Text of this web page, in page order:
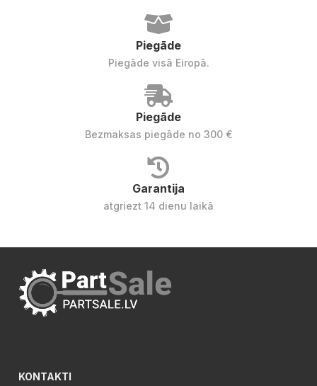
Piegāde
Piegāde visā Eiropā.
Piegāde
Bezmaksas piegāde no 300 €
Garantija
atgriezt 14 dienu laikā
KONTAKTI